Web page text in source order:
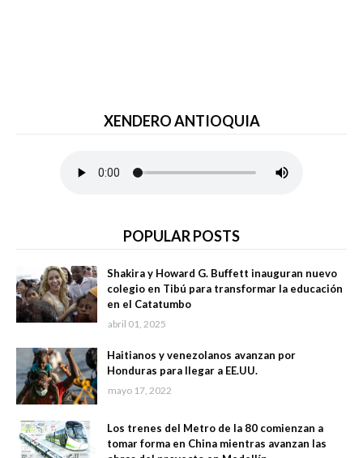
XENDERO ANTIOQUIA
POPULAR POSTS
Shakira y Howard G. Buffett inauguran nuevo
colegio en Tibú para transformar la educación
en el Catatumbo
abril 01, 2025
Haitianos y venezolanos avanzan por
Honduras para llegar a EE.UU.
mayo 17, 2022
Los trenes del Metro de la 80 comienzan a
tomar forma en China mientras avanzan las